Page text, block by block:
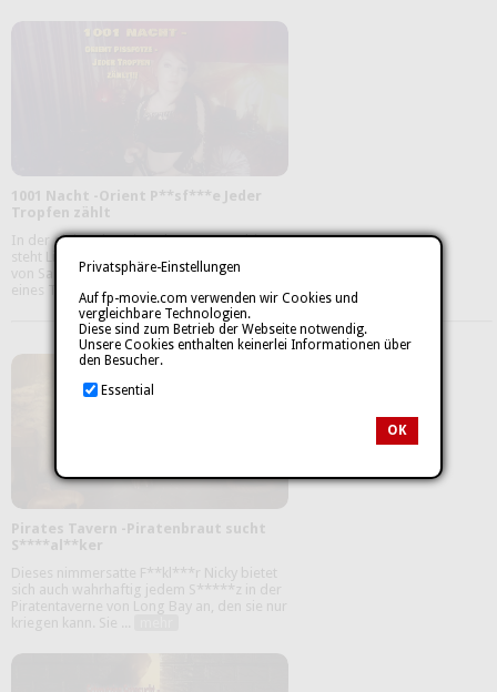
Privatsphäre-Einstellungen
Auf fp-movie.com verwenden wir Cookies und
vergleichbare Technologien.
Diese sind zum Betrieb der Webseite notwendig.
Unsere Cookies enthalten keinerlei Informationen über
den Besucher.
Essential
OK
1001 Nacht -Orient P**sf***e Jeder
Tropfen zählt
In der glühenden Hitze der Wüste Gobis
steht Little-Nicky´s Beduinenzelt, umgeben
von Sand und kahlen Sträuchern. Als sie
eines Tages aus ihrem ...
Pirates Tavern -Piratenbraut sucht
S****al**ker
Dieses nimmersatte F**kl***r Nicky bietet
sich auch wahrhaftig jedem S*****z in der
Piratentaverne von Long Bay an, den sie nur
kriegen kann. Sie ...